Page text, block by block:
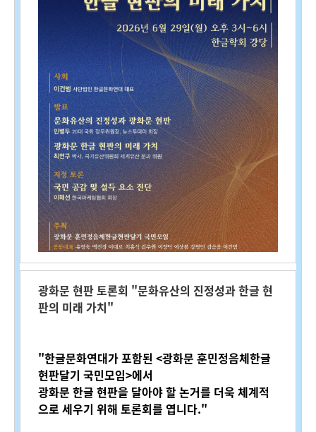
광화문 현판 토론회 "문화유산의 진정성과 한글 현
판의 미래 가치"
"한글문화연대가 포함된 <광화문 훈민정음체한글
현판달기 국민모임>에서
광화문 한글 현판을 달아야 할 논거를 더욱 체계적
으로 세우기 위해 토론회를 엽니다."